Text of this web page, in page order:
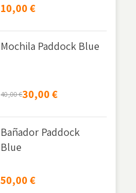
10,00€
Mochila Paddock Blue
40,00€30,00€
Bañador Paddock
Blue
50,00€